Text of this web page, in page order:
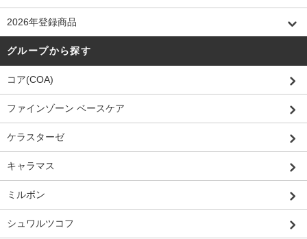
2026年登録商品
グループから探す
コア(COA)
ファインゾーン ベースケア
ケラスターゼ
キャラマス
ミルボン
シュワルツコフ